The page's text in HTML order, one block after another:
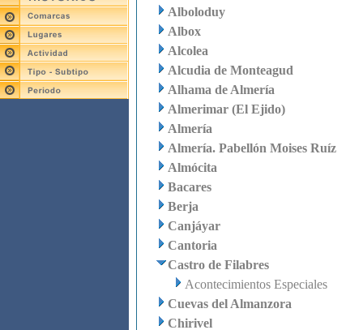
Alboloduy
Albox
Alcolea
Alcudia de Monteagud
Alhama de Almería
Almerimar (El Ejido)
Almería
Almería. Pabellón Moises Ruíz
Almócita
Bacares
Berja
Canjáyar
Cantoria
Castro de Filabres
Acontecimientos Especiales
Cuevas del Almanzora
Chirivel